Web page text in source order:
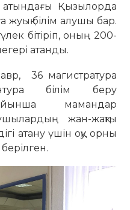
атындағы Қызылорда
жуық білім алушы бар.
бітіріп, оның 200-
атанды.
36 магистратура
білім беру
мамандар
жан-жақты
атану үшін оқу орны